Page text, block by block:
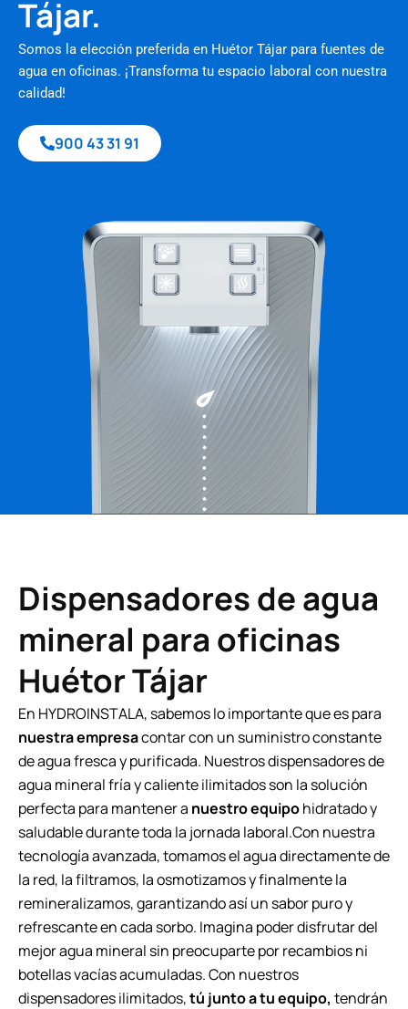
Tájar.
Somos la elección preferida en Huétor Tájar para fuentes de
agua en oficinas. ¡Transforma tu espacio laboral con nuestra
calidad!
900 43 31 91
Dispensadores de agua
mineral para oficinas
Huétor Tájar
En HYDROINSTALA, sabemos lo importante que es para
nuestra empresacontar con un suministro constante
de agua fresca y purificada. Nuestros dispensadores de
agua mineral fría y caliente ilimitados son la solución
perfecta para mantener a nuestro equipohidratado y
saludable durante toda la jornada laboral.Con nuestra
tecnología avanzada, tomamos el agua directamente de
la red, la filtramos, la osmotizamos y finalmente la
remineralizamos, garantizando así un sabor puro y
refrescante en cada sorbo. Imagina poder disfrutar del
mejor agua mineral sin preocuparte por recambios ni
botellas vacías acumuladas. Con nuestros
dispensadores ilimitados,tú junto a tu equipo, tendrán